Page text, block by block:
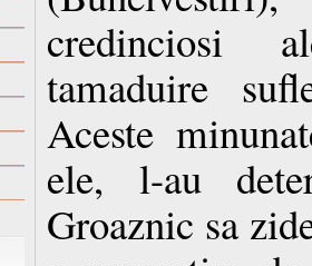
credinciosi
tamaduire
Aceste
ele, l-au
Groaznic sa